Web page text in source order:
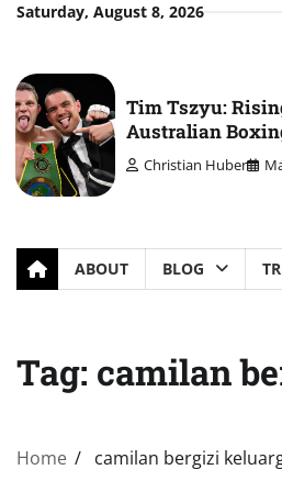
SkipSaturday, August 8, 2026
Tim Tszyu:
Australian
Christian Huber
ABOUT BLOG
Tag: camilan
Home camilan bergizi